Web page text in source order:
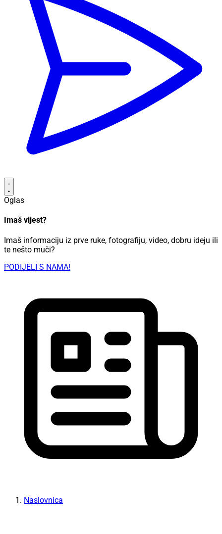
Oglas
Imaš vijest?
Imaš informaciju iz prve ruke, fotografiju, video, dobru ideju ili
te nešto muči?
PODIJELI S NAMA!
Naslovnica